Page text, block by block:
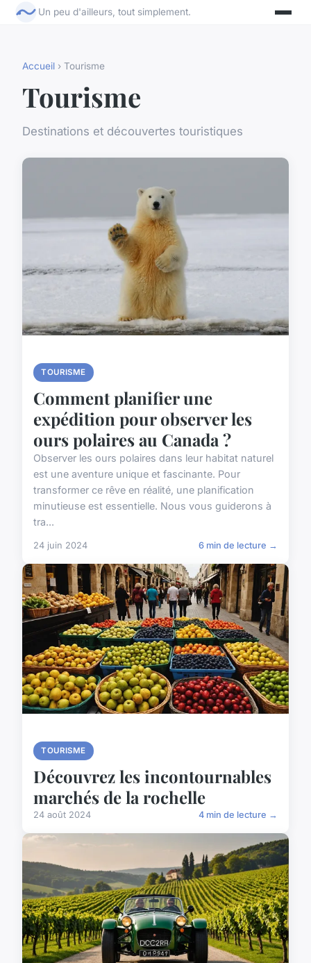
Un peu d'ailleurs, tout simplement.
Accueil › Tourisme
Tourisme
Destinations et découvertes touristiques
TOURISME
Comment planifier une
expédition pour observer les
ours polaires au Canada ?
Observer les ours polaires dans leur habitat naturel
est une aventure unique et fascinante. Pour
transformer ce rêve en réalité, une planification
minutieuse est essentielle. Nous vous guiderons à
tra...
24 juin 2024 6 min de lecture →
TOURISME
Découvrez les incontournables
marchés de la rochelle
24 août 2024 4 min de lecture →